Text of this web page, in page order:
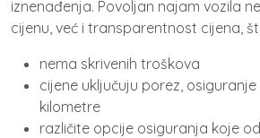
iznenađenja. Povoljan najam vozila
cijenu, već i transparentnost cijena,
nema skrivenih troškova
cijene uključuju porez,
kilometre
različite opcije osiguranja koje